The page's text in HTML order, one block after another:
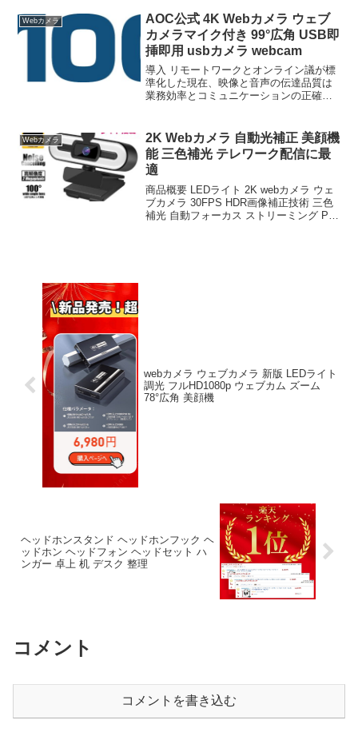
ン...
Webカメラ
AOC公式 4K Webカメラ ウェブ
カメラマイク付き 99°広角 USB即
挿即用 usbカメラ webcam
導入 リモートワークとオンライン議が標
準化した現在、映像と音声の伝達品質は
業務効率とコミュニケーションの正確性
即用 usbカメラ webcam プライ...
Webカメラ
2K Webカメラ 自動光補正 美顔機
能 三色補光 テレワーク配信に最
適
商品概要 LEDライト 2K webカメラ ウェ
ブカメラ 30FPS HDR画像補正技術 三色
補光 自動フォーカス ストリーミング PC
webカメラ ウェブカメラ 新版 LEDライト
調光 フルHD1080p ウェブカム ズーム
78°広角 美顔機
ヘッドホンスタンド ヘッドホンフック ヘ
ッドホン ヘッドフォン ヘッドセット ハ
ンガー 卓上 机 デスク 整理
コメント
コメントを書き込む